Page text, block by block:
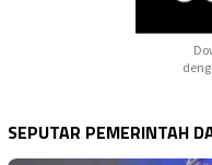
SEPUTAR PEMERINTAH